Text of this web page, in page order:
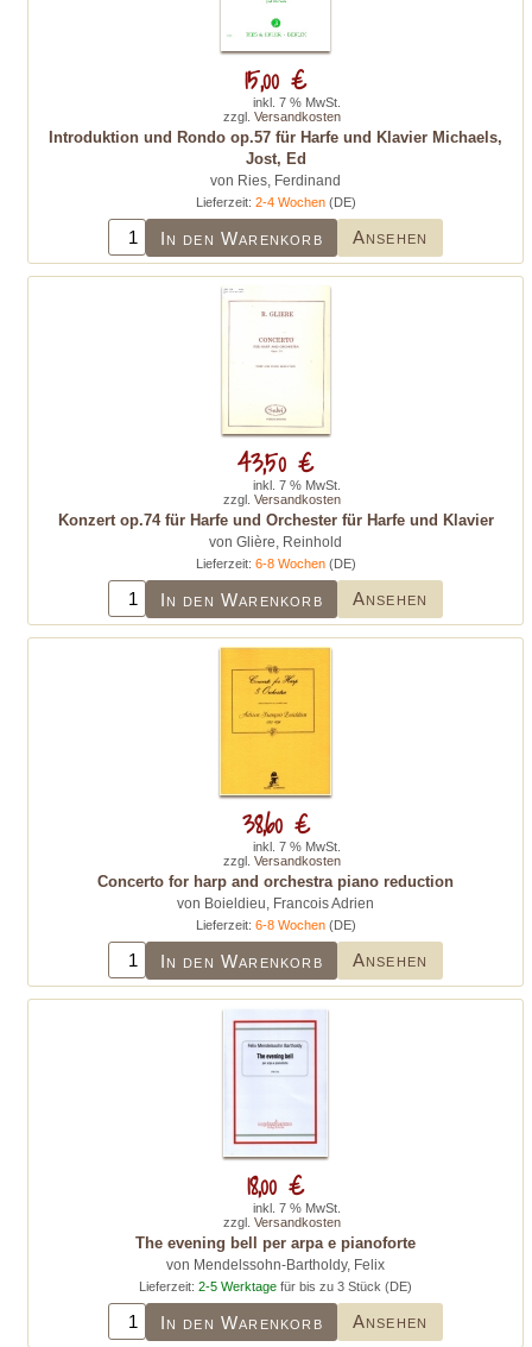
Introduktion und Rondo op.57 für Harfe und Klavier Michaels,
Jost, Ed
von Ries, Ferdinand
Lieferzeit: 2-4 Wochen(DE)
In den Warenkorb Ansehen
15,00 €
inkl. 7 % MwSt.
zzgl. Versandkosten
Konzert op.74 für Harfe und Orchester für Harfe und Klavier
von Glière, Reinhold
Lieferzeit: 6-8 Wochen(DE)
In den Warenkorb Ansehen
43,50 €
inkl. 7 % MwSt.
zzgl. Versandkosten
Concerto for harp and orchestra piano reduction
von Boieldieu, Francois Adrien
Lieferzeit: 6-8 Wochen(DE)
In den Warenkorb Ansehen
38,60 €
inkl. 7 % MwSt.
zzgl. Versandkosten
The evening bell per arpa e pianoforte
von Mendelssohn-Bartholdy, Felix
Lieferzeit: 2-5 Werktagefür bis zu 3 Stück (DE)
In den Warenkorb Ansehen
18,00 €
inkl. 7 % MwSt.
zzgl. Versandkosten